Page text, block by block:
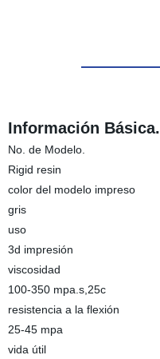
Información Básica.
No. de Modelo.
Rigid resin
color del modelo impreso
gris
uso
3d impresión
viscosidad
100-350 mpa.s,25c
resistencia a la flexión
25-45 mpa
vida útil